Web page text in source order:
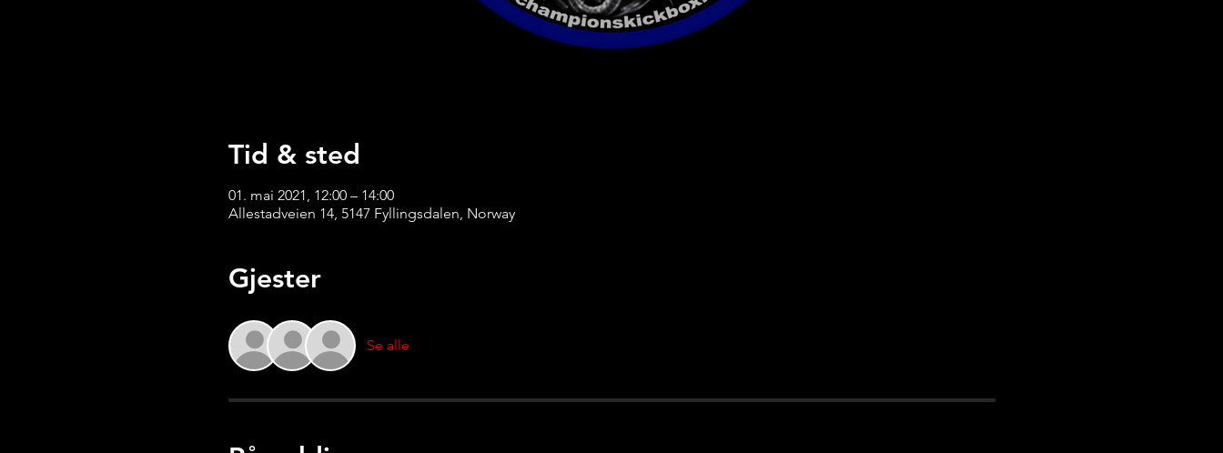
Tid & sted
01. mai 2021, 12:00 – 14:00
Allestadveien 14, 5147 Fyllingsdalen, Norway
Gjester
Se alle